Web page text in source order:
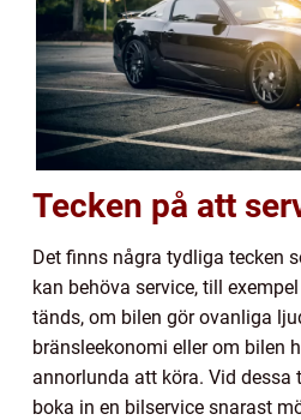
Tecken på att
Det finns några tydliga tecken
kan behöva service, till
tänds, om bilen gör ovanliga
bränsleekonomi eller om bilen
annorlunda att köra. Vid
boka in en bilservice snarast